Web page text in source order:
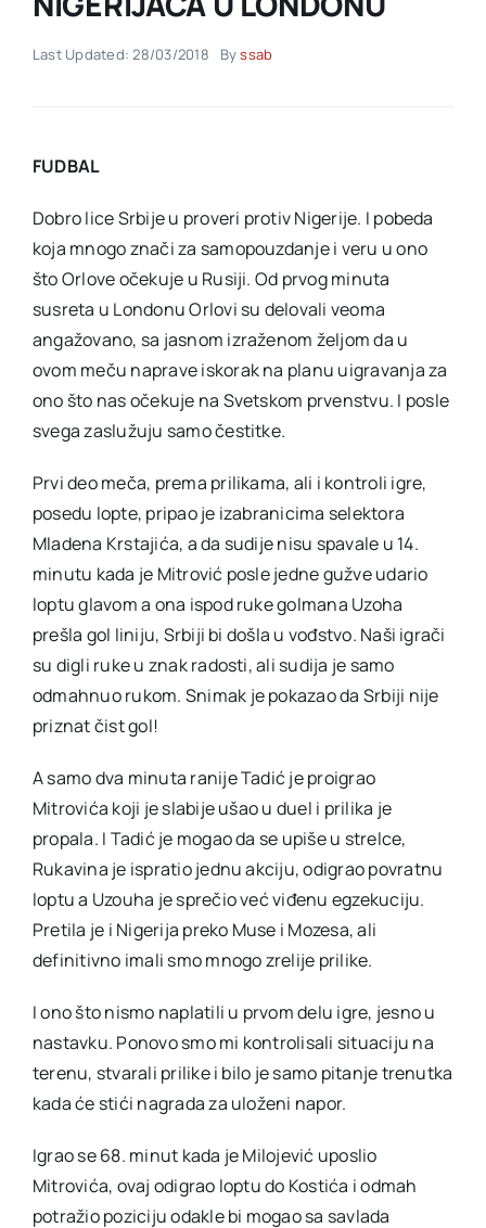
Akti SSAB
Last Updated: 28/03/2018 Byssab
FUDBAL
Dobro lice Srbije u proveri protiv Nigerije. I pobeda
koja mnogo znači za samopouzdanje i veru u ono
što Orlove očekuje u Rusiji. Od prvog minuta
susreta u Londonu Orlovi su delovali veoma
angažovano, sa jasnom izraženom željom da u
ovom meču naprave iskorak na planu uigravanja za
ono što nas očekuje na Svetskom prvenstvu. I posle
svega zaslužuju samo čestitke.
Prvi deo meča, prema prilikama, ali i kontroli igre,
posedu lopte, pripao je izabranicima selektora
Mladena Krstajića, a da sudije nisu spavale u 14.
minutu kada je Mitrović posle jedne gužve udario
loptu glavom a ona ispod ruke golmana Uzoha
prešla gol liniju, Srbiji bi došla u vođstvo. Naši igrači
su digli ruke u znak radosti, ali sudija je samo
odmahnuo rukom. Snimak je pokazao da Srbiji nije
priznat čist gol!
A samo dva minuta ranije Tadić je proigrao
Mitrovića koji je slabije ušao u duel i prilika je
propala. I Tadić je mogao da se upiše u strelce,
Rukavina je ispratio jednu akciju, odigrao povratnu
loptu a Uzouha je sprečio već viđenu egzekuciju.
Pretila je i Nigerija preko Muse i Mozesa, ali
definitivno imali smo mnogo zrelije prilike.
I ono što nismo naplatili u prvom delu igre, jesno u
nastavku. Ponovo smo mi kontrolisali situaciju na
terenu, stvarali prilike i bilo je samo pitanje trenutka
kada će stići nagrada za uloženi napor.
Igrao se 68. minut kada je Milojević uposlio
Mitrovića, ovaj odigrao loptu do Kostića i odmah
potražio poziciju odakle bi mogao sa savlada